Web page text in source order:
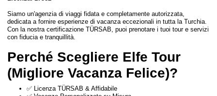
Siamo un'agenzia di viaggi fidata e completamente autorizzata,
dedicata a fornire esperienze di vacanza eccezionali in tutta la Turchia.
Con la nostra certificazione TÜRSAB, puoi prenotare i tuoi tour e servizi
con fiducia e tranquillità.
Perché Scegliere Elfe Tour
(Migliore Vacanza Felice)?
✅ Licenza TÜRSAB & Affidabile